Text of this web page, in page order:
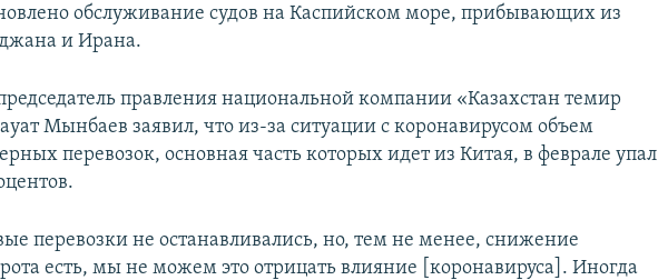
обслуживание судов на Каспийском море, прибывающих из
и Ирана.
правления национальной компании «Казахстан темир
Мынбаев заявил, что из-за ситуации с коронавирусом объем
перевозок, основная часть которых идет из Китая, в феврале упал
перевозки не останавливались, но, тем не менее, снижение
есть, мы не можем это отрицать влияние [коронавируса]. Иногда